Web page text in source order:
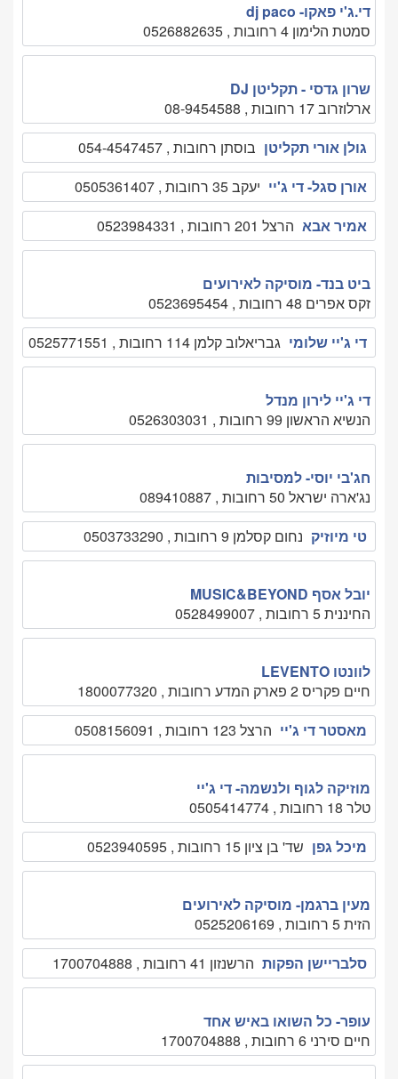
די.ג'י פאקו- dj paco
סמטת הלימון 4 רחובות , 0526882635
שרון גדסי - תקליטן DJ
ארלוזרוב 17 רחובות , 08-9454588
גולן אורי תקליטן בוסתן רחובות , 054-4547457
אורן סגל- די ג'יי יעקב 35 רחובות , 0505361407
אמיר אבא הרצל 201 רחובות , 0523984331
ביט בנד- מוסיקה לאירועים
זקס אפרים 48 רחובות , 0523695454
די ג'יי שלומי גבריאלוב קלמן 114 רחובות , 0525771551
די ג'יי לירון מנדל
הנשיא הראשון 99 רחובות , 0526303031
חג'בי יוסי- למסיבות
נג'ארה ישראל 50 רחובות , 089410887
טי מיוזיק נחום קסלמן 9 רחובות , 0503733290
יובל אסף MUSIC&BEYOND
החיננית 5 רחובות , 0528499007
לוונטו LEVENTO
חיים פקריס 2 פארק המדע רחובות , 1800077320
מאסטר די ג'יי הרצל 123 רחובות , 0508156091
מוזיקה לגוף ולנשמה- די ג'יי
טלר 18 רחובות , 0505414774
מיכל גפן שד' בן ציון 15 רחובות , 0523940595
מעין ברגמן- מוסיקה לאירועים
הזית 5 רחובות , 0525206169
סלבריישן הפקות הרשנזון 41 רחובות , 1700704888
עופר- כל השואו באיש אחד
חיים סירני 6 רחובות , 1700704888